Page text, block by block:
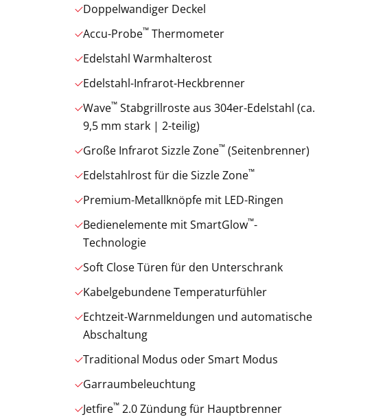
Doppelwandiger Deckel
Accu-Probe™Thermometer
Edelstahl Warmhalterost
Edelstahl-Infrarot-Heckbrenner
Wave™Stabgrillroste aus 304er-Edelstahl (ca.
9,5 mm stark | 2-teilig)
Große Infrarot Sizzle Zone™(Seitenbrenner)
Edelstahlrost für die Sizzle Zone™
Premium-Metallknöpfe mit LED-Ringen
Bedienelemente mit SmartGlow™-
Technologie
Soft Close Türen für den Unterschrank
Kabelgebundene Temperaturfühler
Echtzeit-Warnmeldungen und automatische
Abschaltung
Traditional Modus oder Smart Modus
Garraumbeleuchtung
Jetfire™2.0 Zündung für Hauptbrenner